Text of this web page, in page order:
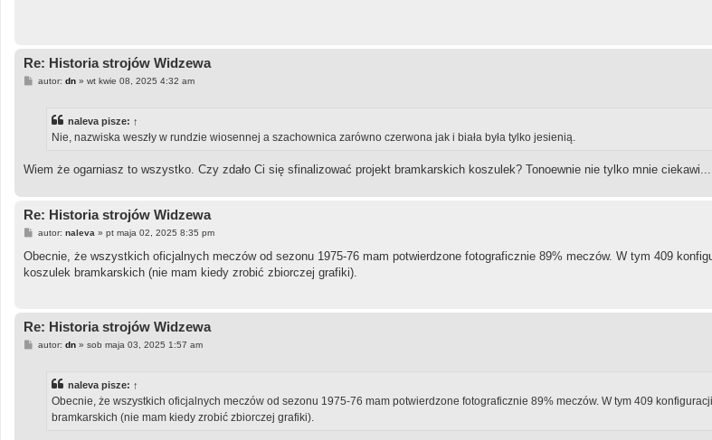
Re: Historia strojów Widzewa
Pautor: dn» wt kwie 08, 2025 4:32 am
naleva pisze: ↑
Nie, nazwiska weszły w rundzie wiosennej a szachownica zarówno czerwona jak i biała była tylko jesienią.
Wiem że ogarniasz to wszystko. Czy zdało Ci się sfinalizować projekt bramkarskich koszulek? Tonoewnie nie tylko mnie ciekawi...
Re: Historia strojów Widzewa
P
s
autor: naleva » pt maja 02, 2025 8:35 pm
Obecnie, że wszystkich oficjalnych meczów od sezonu 1975-76 mam potwierdzone fotograficznie 89% meczów. W tym 409
koszulek bramkarskich (nie mam kiedy zrobić zbiorczej grafiki).
Re: Historia strojów Widzewa
Pautor: dn» sob maja 03, 2025 1:57 am
naleva pisze: ↑
Obecnie, że wszystkich oficjalnych meczów od sezonu 1975-76 mam potwierdzone fotograficznie 89% meczów. W tym 409
bramkarskich (nie mam kiedy zrobić zbiorczej grafiki).